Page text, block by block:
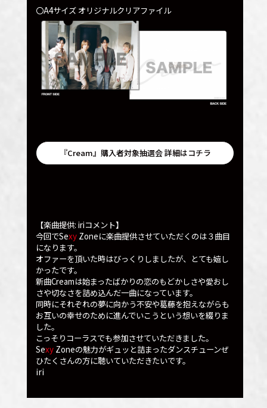
〇A4サイズ オリジナルクリアファイル
『Cream』購入者対象抽選会 詳細はコチラ
【楽曲提供: iriコメント】
今回でSexyZoneに楽曲提供させていただくのは３曲目
になります。
オファーを頂いた時はびっくりしましたが、とても嬉し
かったです。
新曲Creamは始まったばかりの恋のもどかしさや愛おし
さや切なさを詰め込んだ一曲になっています。
同時にそれぞれの夢に向かう不安や葛藤を抱えながらも
お互いの幸せのために進んでいこうという想いを綴りま
した。
こっそりコーラスでも参加させていただきました。
SexyZoneの魅力がギュッと詰まったダンスチューンぜ
ひたくさんの方に聴いていただきたいです。
iri